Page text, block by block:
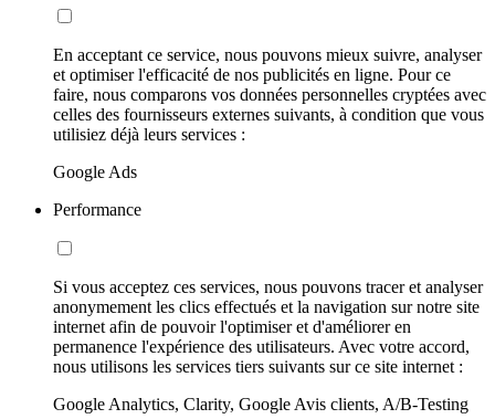
En acceptant ce service, nous pouvons mieux suivre, analyser
et optimiser l'efficacité de nos publicités en ligne. Pour ce
faire, nous comparons vos données personnelles cryptées avec
celles des fournisseurs externes suivants, à condition que vous
utilisiez déjà leurs services :
Google Ads
Performance
Si vous acceptez ces services, nous pouvons tracer et analyser
anonymement les clics effectués et la navigation sur notre site
internet afin de pouvoir l'optimiser et d'améliorer en
permanence l'expérience des utilisateurs. Avec votre accord,
nous utilisons les services tiers suivants sur ce site internet :
Google Analytics, Clarity, Google Avis clients, A/B-Testing